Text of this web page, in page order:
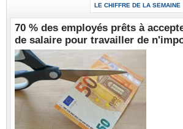
LE CHIFFRE DE LA SEMAINE
70 % des employés prêts à
de salaire pour travailler de